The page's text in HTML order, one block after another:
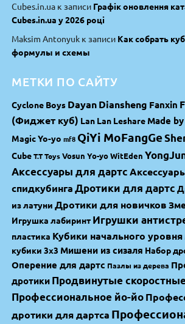
Cubes.in.ua к записи Графік оновлення
Cubes.in.ua у 2026 році
Maksim Antonyuk к записи Как собрать
формулы и схемы
МЕТКИ ПО САЙТУ
Cyclone Boys DayanDiansheng Fanxin
(Фиджет куб) Lan Lan Leshare Made
Magic Yo-yo mf8 QiYi MoFangGe
Cube T.T Toys Vosun Yo-yoWitEden
Аксессуары для дартс
спидкубинга Дротики для дартс
из латуни Дротики для новичков
Игрушка лабиринт Игрушки
пластика Кубики начального уровня
кубики 3х3 Мишени из сизаля Набор
Оперение для дартс Пазлы из дерева
дротики Продвинутые
Профессиональное йо-йо
дротики для дартса